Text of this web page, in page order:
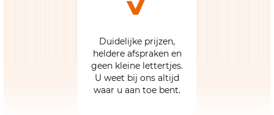
Duidelijke prijzen,
heldere afspraken en
geen kleine lettertjes.
U weet bij ons altijd
waar u aan toe bent.